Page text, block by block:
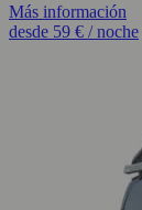
Más información
desde 59 € / noche